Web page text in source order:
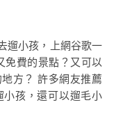
免費的景點？又可以
方？ 許多網友推薦
孩，還可以遛毛小